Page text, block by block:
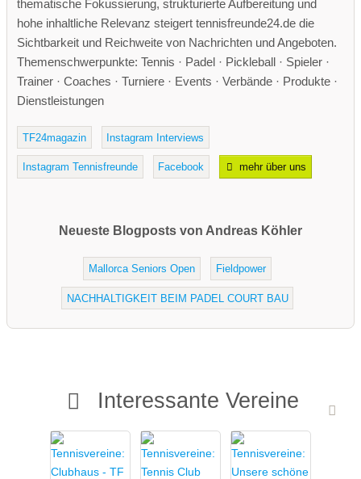
Interessante Vereine
thematische Fokussierung, strukturierte Aufbereitung und
hohe inhaltliche Relevanz steigert tennisfreunde24.de die
Sichtbarkeit und Reichweite von Nachrichten und Angeboten.
Themenschwerpunkte: Tennis · Padel · Pickleball · Spieler ·
Trainer · Coaches · Turniere · Events · Verbände · Produkte ·
Dienstleistungen
TF24magazin Instagram Interviews
Instagram Tennisfreunde Facebook mehr über uns
Neueste Blogposts von Andreas Köhler
Mallorca Seniors Open Fieldpower
NACHHALTIGKEIT BEIM PADEL COURT BAU